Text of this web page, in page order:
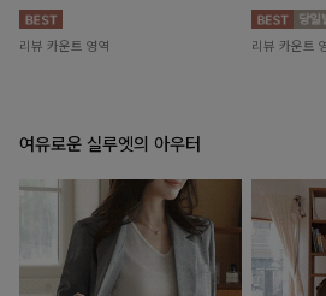
리뷰 카운트 영역 리뷰 카운트
여유로운 실루엣의 아우터